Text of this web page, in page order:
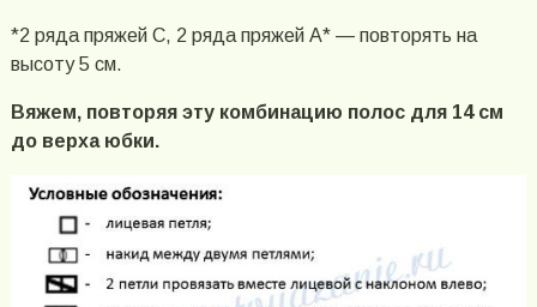
*2 ряда пряжей С, 2 ряда пряжей А* — повторять на
высоту 5 см.
Вяжем, повторяя эту комбинацию полос для 14 см
до верха юбки.